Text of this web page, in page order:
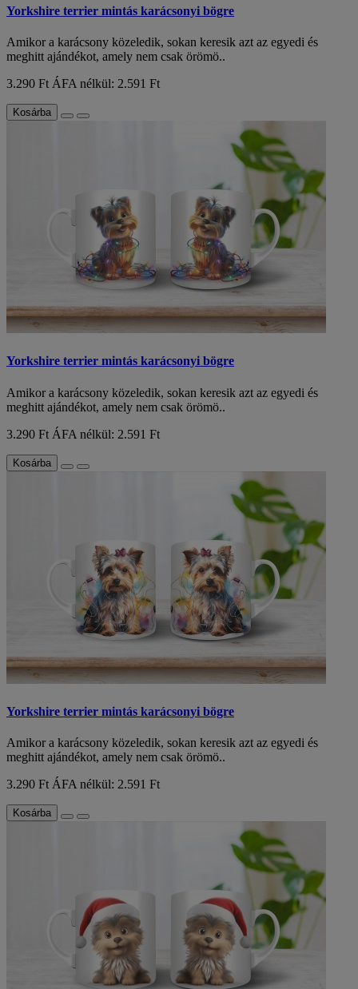
Yorkshire terrier mintás karácsonyi bögre
Amikor a karácsony közeledik, sokan keresik azt az egyedi és
meghitt ajándékot, amely nem csak örömö..
3.290 Ft ÁFA nélkül: 2.591 Ft
Kosárba
Yorkshire terrier mintás karácsonyi bögre
Amikor a karácsony közeledik, sokan keresik azt az egyedi és
meghitt ajándékot, amely nem csak örömö..
3.290 Ft ÁFA nélkül: 2.591 Ft
Kosárba
Yorkshire terrier mintás karácsonyi bögre
Amikor a karácsony közeledik, sokan keresik azt az egyedi és
meghitt ajándékot, amely nem csak örömö..
3.290 Ft ÁFA nélkül: 2.591 Ft
Kosárba